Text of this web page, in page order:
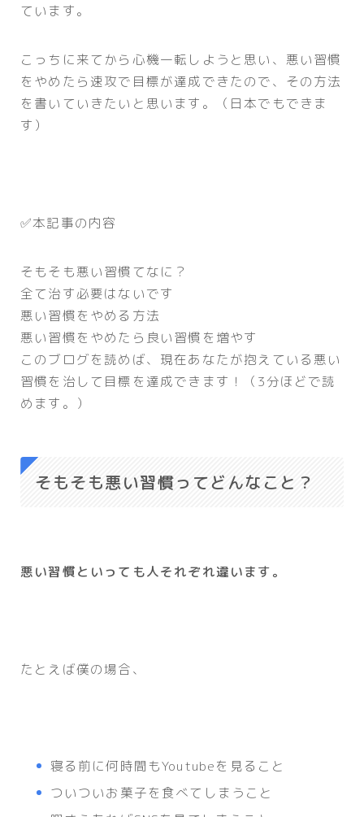
ています。
こっちに来てから心機一転しようと思い、悪い習慣
をやめたら速攻で目標が達成できたので、その方法
を書いていきたいと思います。（日本でもできま
す）
✅本記事の内容
そもそも悪い習慣てなに？
全て治す必要はないです
悪い習慣をやめる方法
悪い習慣をやめたら良い習慣を増やす
このブログを読めば、現在あなたが抱えている悪い
習慣を治して目標を達成できます！（3分ほどで読
めます。）
そもそも悪い習慣ってどんなこと？
悪い習慣といっても人それぞれ違います。
たとえば僕の場合、
寝る前に何時間もYoutubeを見ること
ついついお菓子を食べてしまうこと